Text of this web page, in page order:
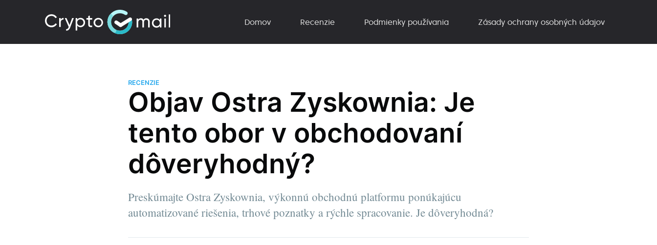
Domov Recenzie Podmienky používania Zásady ochrany osobných údajov
RECENZIE
Objav Ostra Zyskownia: Je
tento obor v obchodovaní
dôveryhodný?
Preskúmajte Ostra Zyskownia, výkonnú obchodnú platformu ponúkajúcu
automatizované riešenia, trhové poznatky a rýchle spracovanie. Je dôveryhodná?